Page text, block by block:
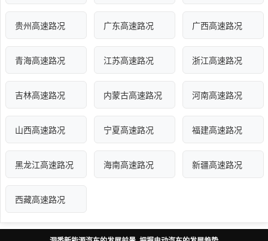
贵州高速路况 广东高速路况 广西高速路况
青海高速路况 江苏高速路况 浙江高速路况
吉林高速路况 内蒙古高速路况 河南高速路况
山西高速路况 宁夏高速路况 福建高速路况
黑龙江高速路况 海南高速路况 新疆高速路况
西藏高速路况